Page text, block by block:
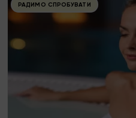
РАДИМО СПРОБУВАТИ